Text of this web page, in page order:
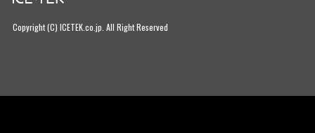
Copyright (C) ICETEK.co.jp. All Right Reserved